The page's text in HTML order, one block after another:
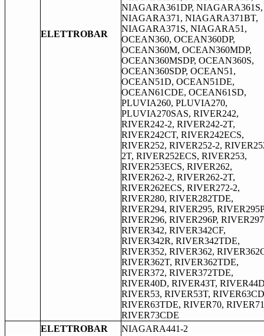
ELETTROBAR
NIAGARA361DP, NIAGARA361S,
NIAGARA371, NIAGARA371BT,
NIAGARA371S, NIAGARA51,
OCEAN360, OCEAN360DP,
OCEAN360M, OCEAN360MDP,
OCEAN360MSDP, OCEAN360S,
OCEAN360SDP, OCEAN51,
OCEAN51D, OCEAN51DE,
OCEAN61CDE, OCEAN61SD,
PLUVIA260, PLUVIA270,
PLUVIA270SAS, RIVER242,
RIVER242-2, RIVER242-2T,
RIVER242CT, RIVER242ECS,
RIVER252, RIVER252-2,
2T, RIVER252ECS, RIVER253,
RIVER253ECS, RIVER262,
RIVER262-2, RIVER262-2T,
RIVER262ECS, RIVER272-2,
RIVER280, RIVER282TDE,
RIVER294, RIVER295,
RIVER296, RIVER296P,
RIVER342, RIVER342CF,
RIVER342R, RIVER342TDE,
RIVER352, RIVER362,
RIVER362T, RIVER362TDE,
RIVER372, RIVER372TDE,
RIVER40D, RIVER43T,
RIVER53, RIVER53T,
RIVER63TDE, RIVER70,
RIVER73CDE
ELETTROBAR
NIAGARA441-2